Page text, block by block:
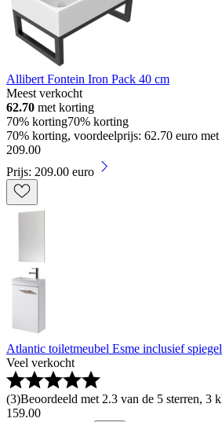
Allibert Fontein Iron Pack 40 cm
Meest verkocht
62.70 met korting
70% korting70% korting
70% korting, voordeelprijs: 62.70 euro
209.00
Prijs: 209.00 euro
Atlantic toiletmeubel Esme inclusief
Veel verkocht
(3)Beoordeeld met 2.3 van de 5 sterren, 3
159.00